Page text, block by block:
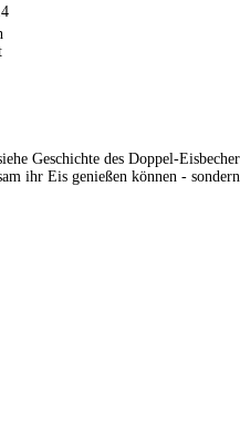
Geschichte des Doppel-
ihr Eis genießen können -